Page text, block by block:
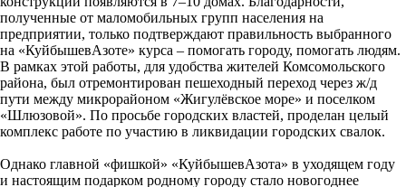
полученные от маломобильных групп населения на
предприятии, только подтверждают правильность выбранного
на «КуйбышевАзоте» курса – помогать городу, помогать людям.
В рамках этой работы, для удобства жителей Комсомольского
района, был отремонтирован пешеходный переход через ж/д
пути между микрорайоном «Жигулёвское море» и поселком
«Шлюзовой». По просьбе городских властей, проделан целый
комплекс работе по участию в ликвидации городских свалок.
Однако главной «фишкой» «КуйбышевАзота» в уходящем году
и настоящим подарком родному городу стало новогоднее